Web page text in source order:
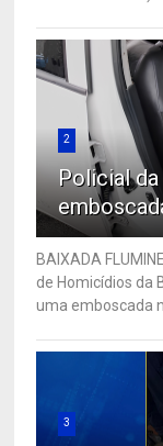
2
Policial
BAIXADA
de Homicídios da
uma emboscada
3